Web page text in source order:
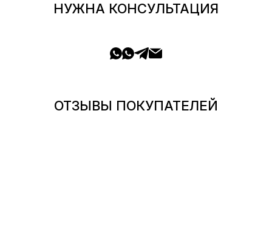
НУЖНА КОНСУЛЬТАЦИЯ
ОТЗЫВЫ ПОКУПАТЕЛЕЙ